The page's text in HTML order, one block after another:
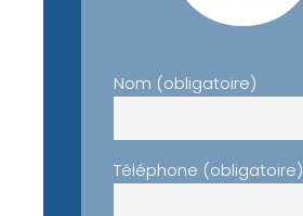
Nom (obligatoire)
Téléphone (obligatoire)